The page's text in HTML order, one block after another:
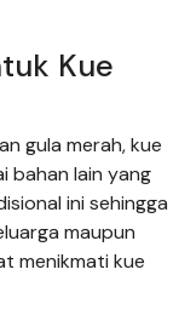
Kue
gula merah, kue
bahan lain yang
ini sehingga
maupun
menikmati kue